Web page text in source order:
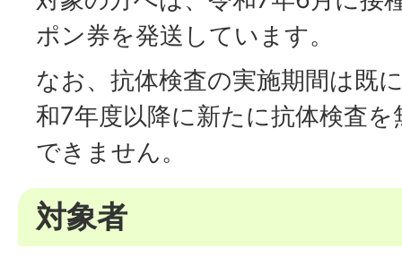
ポン券を発送しています。
なお、抗体検査の実施期間は既
和7年度以降に新たに抗体検査
できません。
対象者